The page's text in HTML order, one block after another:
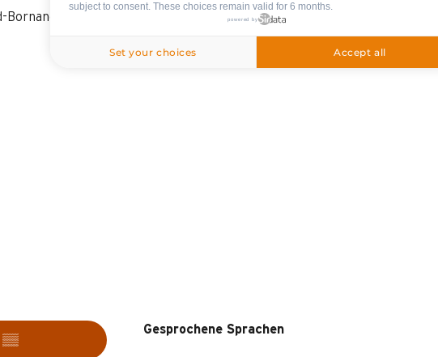
Bornand Village, 74450 Le Grand-Bornand
▒▒
Gesprochene Sprachen
Gesprochene Sprachen
subject to consent. These choices remain valid for 6 months.
powered by
Set your choices Accept all